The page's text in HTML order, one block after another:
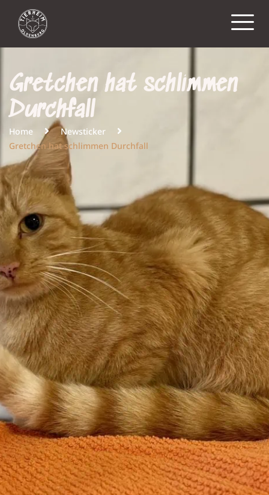
Gretchen hat schlimmen
Durchfall
Home
Newsticker
Gretchen hat schlimmen Durchfall